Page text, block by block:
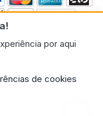
por aqui
de cookies
ELETRONICO